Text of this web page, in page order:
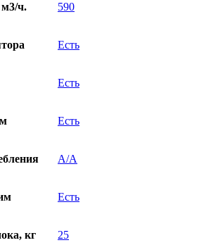
м3/ч. 590
Есть
Есть
Есть
A/A
Есть
кг 25